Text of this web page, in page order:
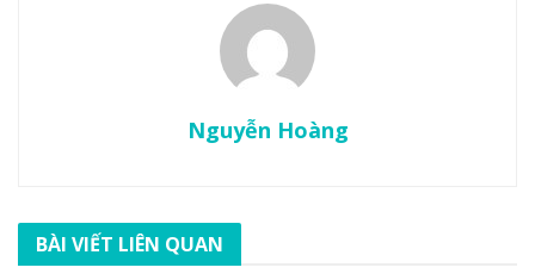
Nguyễn Hoàng
BÀI VIẾT LIÊN QUAN